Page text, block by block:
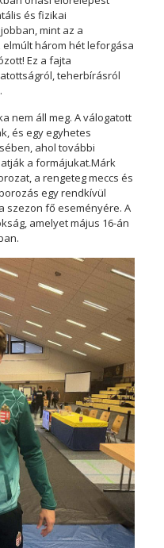
és fizikai
mint az a
három hét leforgása
Ez a fajta
teherbírásról
nem áll meg. A válogatott
és egy egyhetes
ahol további
a formájukat.Márk
a rengeteg meccs és
egy rendkívül
szezon fő eseményére. A
amelyet május 16-án